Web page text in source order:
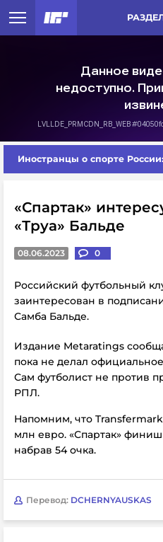
Иностранцы о спорте России:
«Спартак»
«Труа» Бальде
08.06.2023 0
Российский футбольный
заинтересован в
Самба Бальде.
Издание Metaratings
пока не делал
Сам футболист не против
РПЛ.
Напомним, что
млн евро. «Спартак»
набрав 54 очка.
Перевод: DCHERNYAUSKAS